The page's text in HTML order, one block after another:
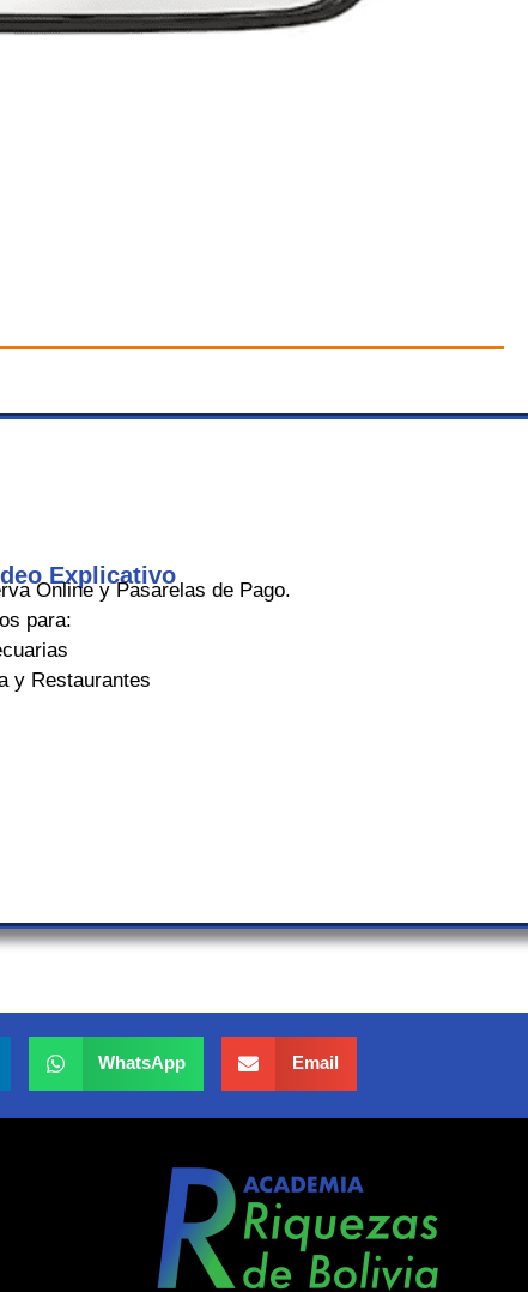
Explicativo
Online y Pasarelas de Pago.
para:
y Restaurantes
WhatsApp Email